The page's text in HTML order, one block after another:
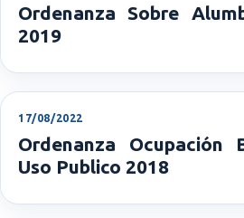
Ordenanza Sobre
2019
17/08/2022
Ordenanza Ocupación
Uso Publico 2018